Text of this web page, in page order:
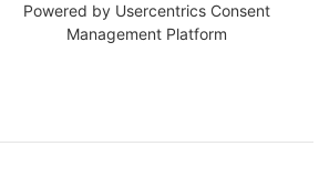
Powered by Usercentrics Consent
Management Platform